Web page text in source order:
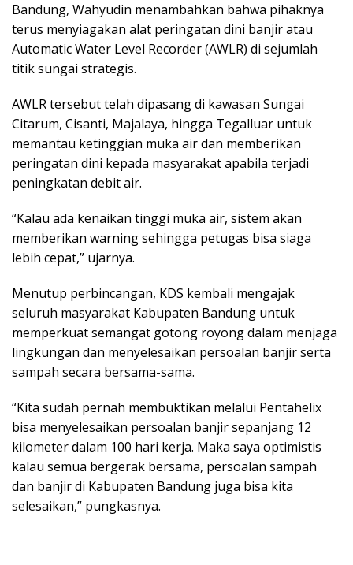
Bandung, Wahyudin menambahkan bahwa pihaknya
terus menyiagakan alat peringatan dini banjir atau
Automatic Water Level Recorder (AWLR) di sejumlah
titik sungai strategis.
AWLR tersebut telah dipasang di kawasan Sungai
Citarum, Cisanti, Majalaya, hingga Tegalluar untuk
memantau ketinggian muka air dan memberikan
peringatan dini kepada masyarakat apabila terjadi
peningkatan debit air.
“Kalau ada kenaikan tinggi muka air, sistem akan
memberikan warning sehingga petugas bisa siaga
lebih cepat,” ujarnya.
Menutup perbincangan, KDS kembali mengajak
seluruh masyarakat Kabupaten Bandung untuk
memperkuat semangat gotong royong dalam menjaga
lingkungan dan menyelesaikan persoalan banjir serta
sampah secara bersama-sama.
“Kita sudah pernah membuktikan melalui Pentahelix
bisa menyelesaikan persoalan banjir sepanjang 12
kilometer dalam 100 hari kerja. Maka saya optimistis
kalau semua bergerak bersama, persoalan sampah
dan banjir di Kabupaten Bandung juga bisa kita
selesaikan,” pungkasnya.